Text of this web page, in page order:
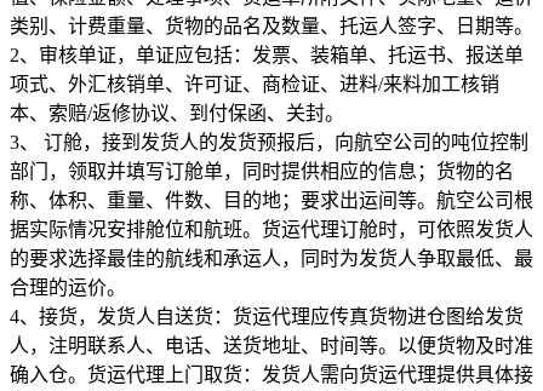
类别、计费重量、货物的品名及数量、托运人签字、日期等。
2、审核单证，单证应包括：发票、装箱单、托运书、报送单
项式、外汇核销单、许可证、商检证、进料/来料加工核销
本、索赔/返修协议、到付保函、关封。
3、 订舱，接到发货人的发货预报后，向航空公司的吨位控制
部门，领取并填写订舱单，同时提供相应的信息；货物的名
称、体积、重量、件数、目的地；要求出运间等。航空公司根
据实际情况安排舱位和航班。货运代理订舱时，可依照发货人
的要求选择最佳的航线和承运人，同时为发货人争取最低、最
合理的运价。
4、接货，发货人自送货：货运代理应传真货物进仓图给发货
人，注明联系人、电话、送货地址、时间等。以便货物及时准
确入仓。货运代理上门取货：发货人需向货运代理提供具体接